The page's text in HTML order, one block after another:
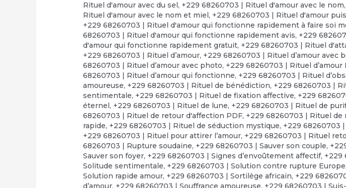
Rituel d'amour avec du sel, +229 68260703 | Rituel d'amour avec le nom,
Rituel d'amour avec le nom et miel, +229 68260703 | Rituel d'amour
+229 68260703 | Rituel d'amour qui fonctionne rapidement à faire soi
68260703 | Rituel d'amour qui fonctionne rapidement avis, +229
d'amour qui fonctionne rapidement gratuit, +229 68260703 | Rituel
+229 68260703 | Rituel d’amour, +229 68260703 | Rituel d’amour avec
68260703 | Rituel d’amour avec photo, +229 68260703 | Rituel d’amour
68260703 | Rituel d’amour qui fonctionne, +229 68260703 | Rituel
amoureuse, +229 68260703 | Rituel de bénédiction, +229 68260703 |
sentimentale, +229 68260703 | Rituel de fixation affective, +229
éternel, +229 68260703 | Rituel de lune, +229 68260703 | Rituel de
68260703 | Rituel de retour d'affection PDF, +229 68260703 | Rituel
rapide, +229 68260703 | Rituel de séduction mystique, +229 68260703
+229 68260703 | Rituel pour attirer l’amour, +229 68260703 | Rituel
68260703 | Rupture soudaine, +229 68260703 | Sauver son couple,
Sauver son foyer, +229 68260703 | Signes d’envoûtement affectif, +229
Solitude sentimentale, +229 68260703 | Solution contre rupture Europe
Solution rapide amour, +229 68260703 | Sortilège africain, +229
d’amour, +229 68260703 | Souffrance amoureuse, +229 68260703 |